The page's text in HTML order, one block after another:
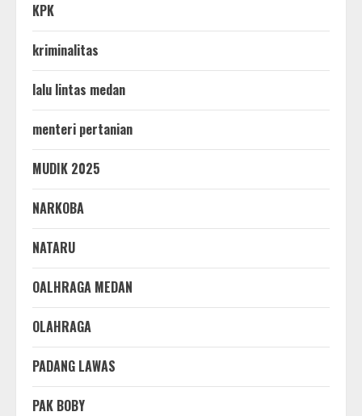
KPK
kriminalitas
lalu lintas medan
menteri pertanian
MUDIK 2025
NARKOBA
NATARU
OALHRAGA MEDAN
OLAHRAGA
PADANG LAWAS
PAK BOBY